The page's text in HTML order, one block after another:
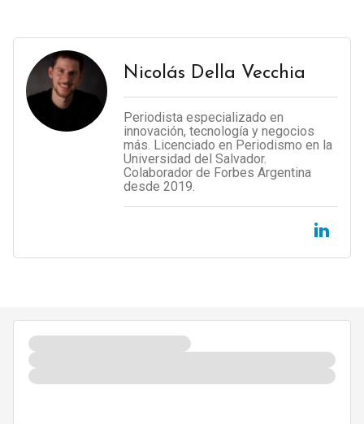
Nicolás Della Vecchia
Periodista especializado en
innovación, tecnología y negocios
más. Licenciado en Periodismo en la
Universidad del Salvador.
Colaborador de Forbes Argentina
desde 2019.